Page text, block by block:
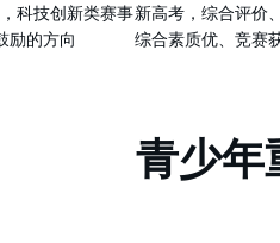
科技创新类赛事
励的方向
新高考，综合评价
综合素质优、竞赛
青少年